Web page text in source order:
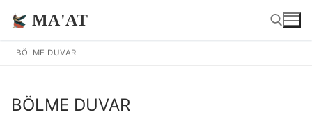
MA'AT
BÖLME DUVAR
BÖLME DUVAR